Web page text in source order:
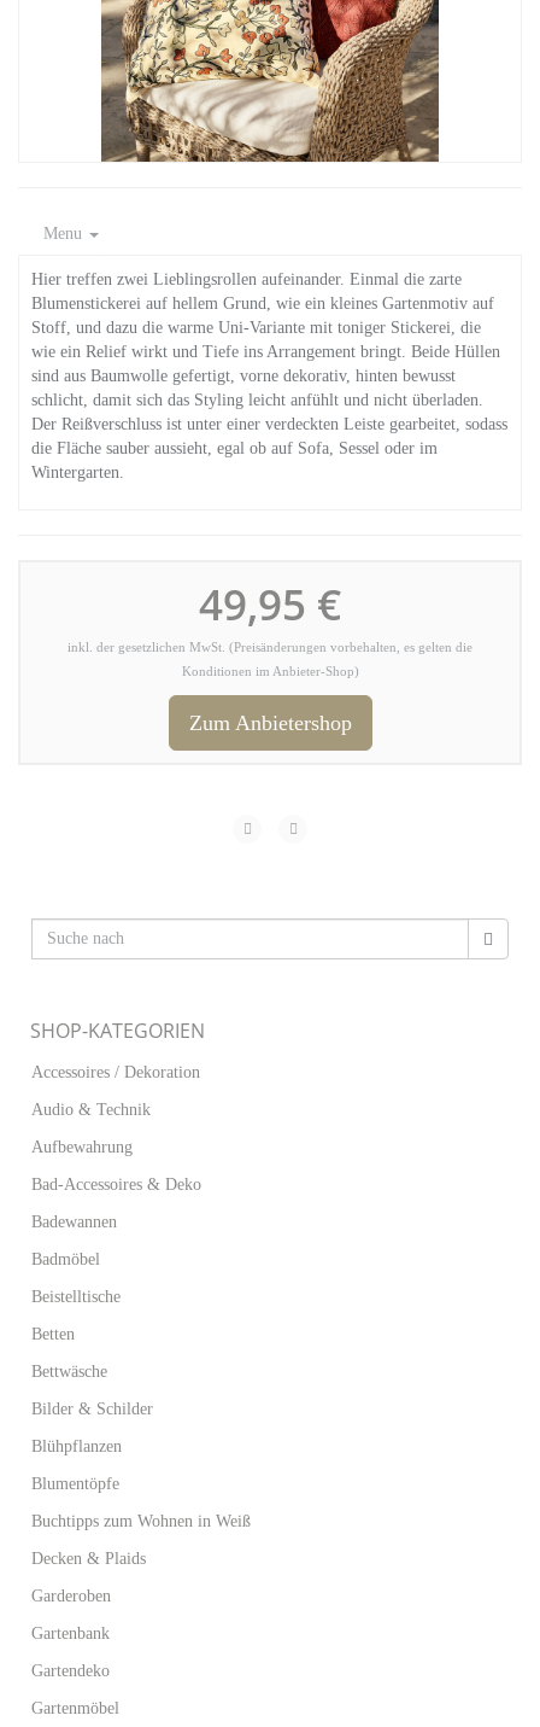
Menu
Hier treffen zwei Lieblingsrollen aufeinander. Einmal die zarte
Blumenstickerei auf hellem Grund, wie ein kleines Gartenmotiv auf
Stoff, und dazu die warme Uni-Variante mit toniger Stickerei, die
wie ein Relief wirkt und Tiefe ins Arrangement bringt. Beide Hüllen
sind aus Baumwolle gefertigt, vorne dekorativ, hinten bewusst
schlicht, damit sich das Styling leicht anfühlt und nicht überladen.
Der Reißverschluss ist unter einer verdeckten Leiste gearbeitet, sodass
die Fläche sauber aussieht, egal ob auf Sofa, Sessel oder im
Wintergarten.
49,95 €
inkl. der gesetzlichen MwSt. (Preisänderungen vorbehalten, es gelten die
Konditionen im Anbieter-Shop)
Zum Anbietershop
SHOP-KATEGORIEN
Accessoires / Dekoration
Audio & Technik
Aufbewahrung
Bad-Accessoires & Deko
Badewannen
Badmöbel
Beistelltische
Betten
Bettwäsche
Bilder & Schilder
Blühpflanzen
Blumentöpfe
Buchtipps zum Wohnen in Weiß
Decken & Plaids
Garderoben
Gartenbank
Gartendeko
Gartenmöbel